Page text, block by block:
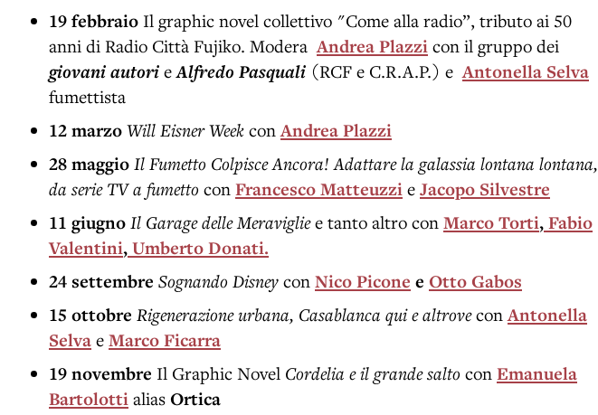
19 febbraio Il graphic novel collettivo "Come alla radio”, tributo ai 50
anni di Radio Città Fujiko. Modera Andrea Plazzi con il gruppo dei
giovani autori e Alfredo Pasquali (RCF e C.R.A.P.) e Antonella Selva
fumettista
12 marzo Will Eisner Week con Andrea Plazzi
28 maggio Il Fumetto Colpisce Ancora! Adattare la galassia lontana lontana,
da serie TV a fumetto con Francesco Matteuzzi e Jacopo Silvestre
11 giugno Il Garage delle Meravigliee tanto altro con Marco Torti,Fabio
Valentini,Umberto Donati.
24 settembre Sognando Disney con Nico Picone e Otto Gabos
15 ottobre Rigenerazione urbana, Casablanca qui e altrovecon Antonella
Selva e Marco Ficarra
19 novembre Il Graphic Novel Cordelia e il grande salto con Emanuela
Bartolotti alias Ortica